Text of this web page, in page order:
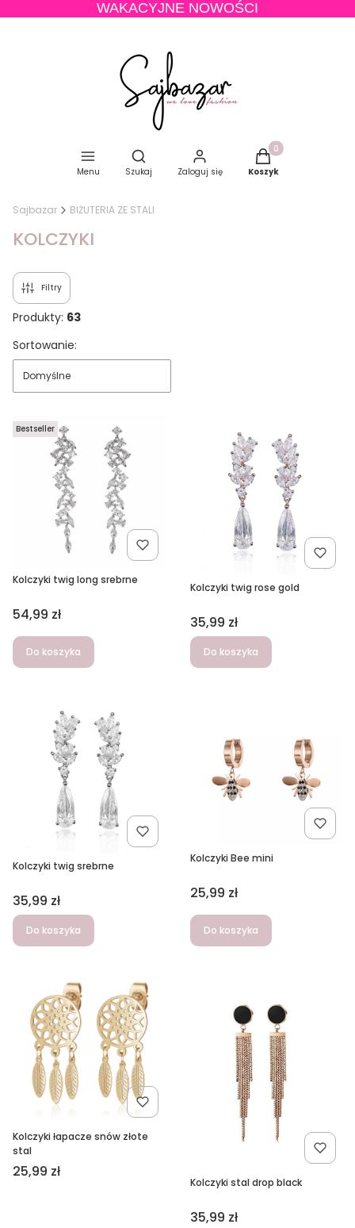
WAKACYJNE NOWOŚCI
Menu
Otwórz wyszukiwarkę
Szukaj Zaloguj się
Produkty w
Koszyk
Sajbazar BIŻUTERIA ZE STALI
KOLCZYKI
Filtry
Produkty: 63
Lista produktów
Sortowanie:
Domyślne
Bestseller
Kolczyki twig long srebrne
Cena
54,99 zł
Do koszyka
Kolczyki twig rose gold
Cena
35,99 zł
Do koszyka
Kolczyki twig srebrne
Cena
35,99 zł
Do koszyka
Kolczyki Bee mini
Cena
25,99 zł
Do koszyka
Kolczyki łapacze snów złote
stal
Cena
25,99 zł
Kolczyki stal drop black
Cena
35,99 zł